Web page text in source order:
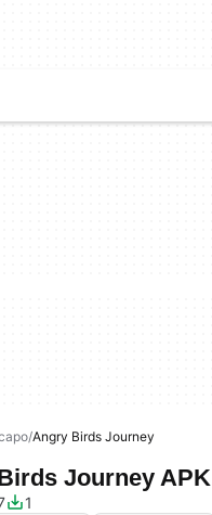
Angry Birds Journey
Journey APK
1